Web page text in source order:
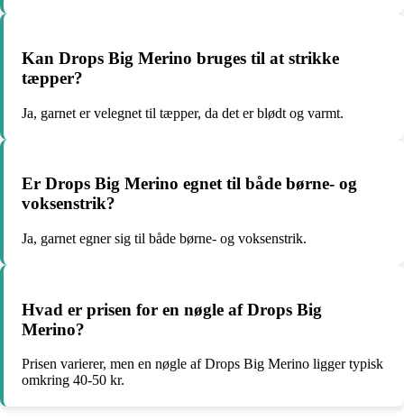
Kan Drops Big Merino bruges til at strikke
tæpper?
Ja, garnet er velegnet til tæpper, da det er blødt og varmt.
Er Drops Big Merino egnet til både børne- og
voksenstrik?
Ja, garnet egner sig til både børne- og voksenstrik.
Hvad er prisen for en nøgle af Drops Big
Merino?
Prisen varierer, men en nøgle af Drops Big Merino ligger typisk
omkring 40-50 kr.